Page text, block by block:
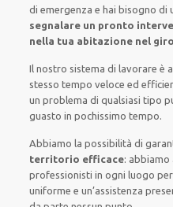
di emergenza e hai bisogno di
segnalare un pronto
nella tua abitazione nel
Il nostro sistema di lavorare è
stesso tempo veloce ed
un problema di qualsiasi tipo
guasto in pochissimo tempo.
Abbiamo la possibilità di
territorio efficace: abbiamo
professionisti in ogni luogo per
uniforme e un’assistenza